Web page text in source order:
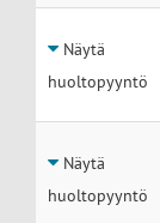
Näytä
huoltopyyntö
Näytä
huoltopyyntö